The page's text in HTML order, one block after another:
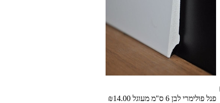
פנל פולימרי לבן 6 ס"מ מעוגל ₪14.00